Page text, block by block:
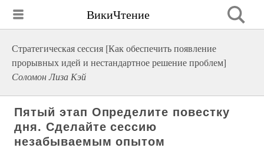
ВикиЧтение
Стратегическая сессия [Как обеспечить появление
прорывных идей и нестандартное решение проблем]
Соломон Лиза Кэй
Пятый этап Определите повестку
дня. Сделайте сессию
незабываемым опытом